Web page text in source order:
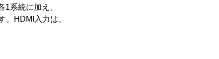
系統に加え、
HDMI入力は、